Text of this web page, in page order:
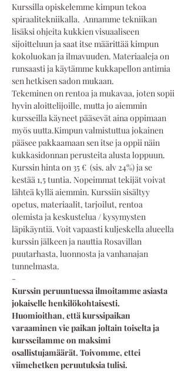
Kurssilla opiskelemme kimpun tekoa
spiraalitekniikalla.  Annamme tekniikan
lisäksi ohjeita kukkien visuaaliseen
sijoitteluun ja saat itse määrittää kimpun
kokoluokan ja ilmavuuden. Materiaaleja on
runsaasti ja käytämme kukkapellon antimia
sen hetkisen sadon mukaan.
Tekeminen on rentoa ja mukavaa, joten sopii
hyvin aloittelijoille, mutta jo aiemmin
kursseilla käyneet pääsevät aina oppimaan
myös uutta.Kimpun valmistuttua jokainen
pääsee pakkaamaan sen itse ja oppii näin
kukkasidonnan perusteita alusta loppuun.
Kurssin hinta on 35 €  (sis. alv 24%) ja se
kestää 1,5 tuntia. Nopeimmat tekijät voivat
lähteä kyllä aiemmin. Kurssiin sisältyy
opetus, materiaalit, tarjoilut, rentoa
olemista ja keskustelua / kysymysten
läpikäyntiä. Voit vapaasti kuljeskella alueella
kurssin jälkeen ja nauttia Rosavillan
puutarhasta, luonnosta ja vanhanajan
tunnelmasta.
-
Kurssin peruuntuessa ilmoitamme asiasta
jokaiselle henkilökohtaisesti.
Huomioithan, että kurssipaikan
varaaminen vie paikan joltain toiselta ja
kursseilamme on maksimi
osallistujamäärät. Toivomme, ettei
viimehetken peruutuksia tulisi.